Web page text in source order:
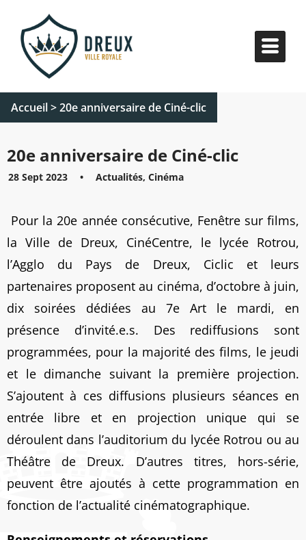
Accueil>20e anniversaire de Ciné-clic
20e anniversaire de Ciné-clic
28 Sept 2023 • Actualités, Cinéma
Pour la 20e année consécutive, Fenêtre sur films,
la Ville de Dreux, CinéCentre, le lycée Rotrou,
l’Agglo du Pays de Dreux, Ciclic et leurs
partenaires proposent au cinéma, d’octobre à juin,
dix soirées dédiées au 7e Art le mardi, en
présence d’invité.e.s. Des rediffusions sont
programmées, pour la majorité des films, le jeudi
et le dimanche suivant la première projection.
S’ajoutent à ces diffusions plusieurs séances en
entrée libre et en projection unique qui se
déroulent dans l’auditorium du lycée Rotrou ou au
Théâtre de Dreux. D’autres titres, hors-série,
peuvent être ajoutés à cette programmation en
fonction de l’actualité cinématographique.